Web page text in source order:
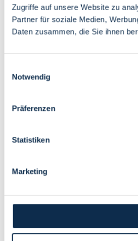
Zugriffe auf unsere Website zu
Partner für soziale Medien,
Daten zusammen, die Sie ihnen
Notwendig
Präferenzen
Statistiken
Marketing